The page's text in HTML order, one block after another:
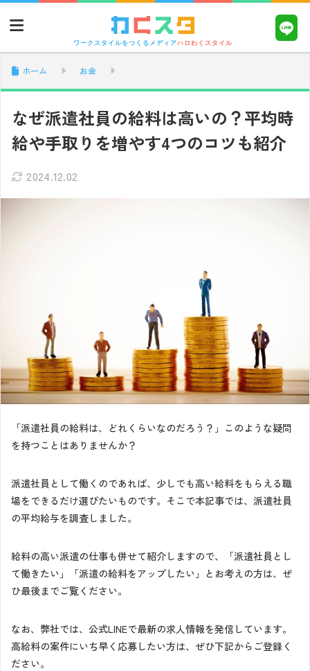
ワークスタイルをつくるメディアハロわくスタイル
ホーム お金
なぜ派遣社員の給料は高いの？平均時
給や手取りを増やす4つのコツも紹介
2024.12.02
「派遣社員の給料は、どれくらいなのだろう？」このような疑問
を持つことはありませんか？
派遣社員として働くのであれば、少しでも高い給料をもらえる職
場をできるだけ選びたいものです。そこで本記事では、派遣社員
の平均給与を調査しました。
給料の高い派遣の仕事も併せて紹介しますので、「派遣社員とし
て働きたい」「派遣の給料をアップしたい」とお考えの方は、ぜ
ひ最後までご覧ください。
なお、弊社では、公式LINEで最新の求人情報を発信しています。
高給料の案件にいち早く応募したい方は、ぜひ下記からご登録く
ださい。